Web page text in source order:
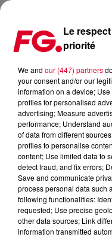
GIMME SUMTHING, LA
Publié : 22 mars 2024 à
Le
priorité
We and our (447) partners
your consent and/or our
information on a device;
profiles for personalised
advertising; Measure
performance; Understand
of data from different
profiles to personalise
content; Use limited data to
detect fraud, and fix errors;
Save and communicate
process personal data such
following functionalities:
requested; Use precise
other data sources; Link
information transmitted